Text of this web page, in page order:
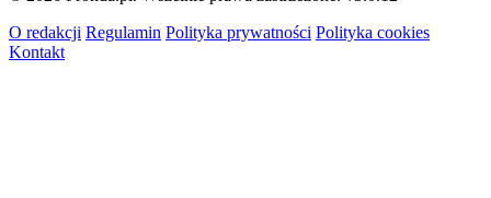
O redakcji Regulamin Polityka prywatności Polityka cookies
Kontakt